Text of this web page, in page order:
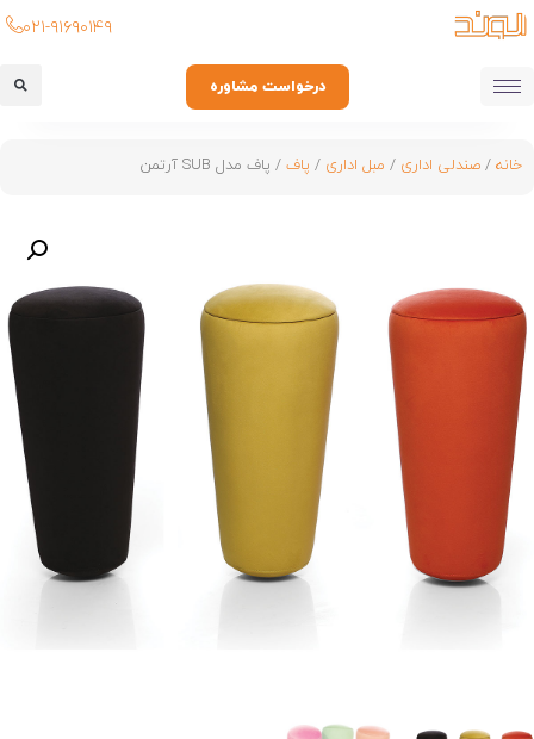
۰۲۱-۹۱۶۹۰۱۴۹
درخواست مشاوره
خانه/صندلی اداری/مبل اداری/پاف/ پاف مدل SUB آرتمن